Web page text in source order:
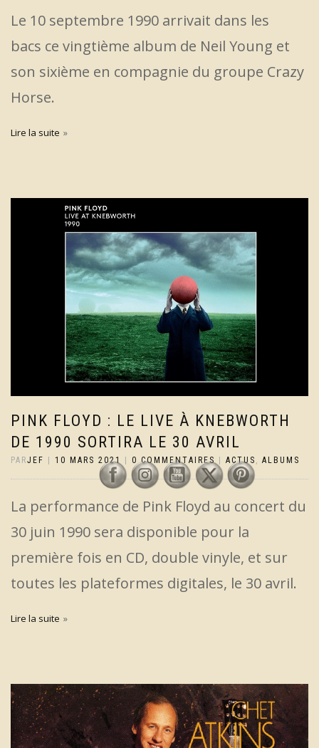
Le 10 septembre 1990 arrivait dans les
bacs ce vingtième album de Neil Young et
son sixième en compagnie du groupe Crazy
Horse.
Lire la suite
PINK FLOYD : LE LIVE À KNEBWORTH
DE 1990 SORTIRA LE 30 AVRIL
PARJEF 10 MARS 2021 0 COMMENTAIRES| ACTUS , ALBUMS
La performance de Pink Floyd au concert du
30 juin 1990 sera disponible pour la
première fois en CD, double vinyle, et sur
toutes les plateformes digitales, le 30 avril.
Lire la suite